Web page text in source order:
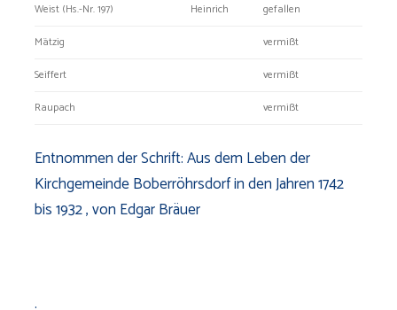
Weist (Hs.-Nr. 197)
Heinrich
gefallen
Mätzig
vermißt
Seiffert
vermißt
Raupach
vermißt
Entnommen der Schrift: Aus dem Leben der
Kirchgemeinde Boberröhrsdorf in den Jahren 1742
bis 1932 , von Edgar Bräuer
.